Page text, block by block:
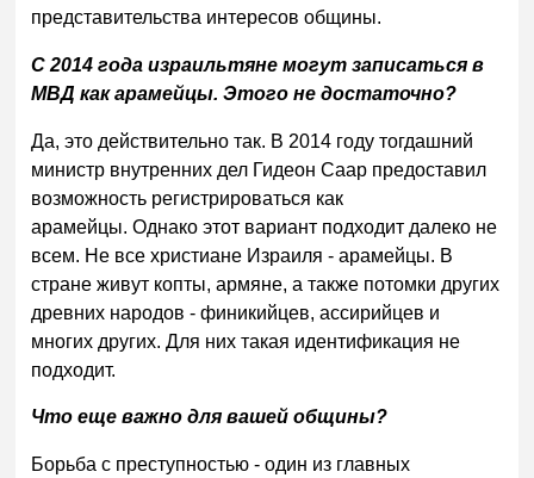
представительства интересов общины.
С 2014 года израильтяне могут записаться в
МВД как арамейцы. Этого не достаточно?
Да, это действительно так. В 2014 году тогдашний
министр внутренних дел Гидеон Саар предоставил
возможность регистрироваться как
арамейцы. Однако этот вариант подходит далеко не
всем. Не все христиане Израиля - арамейцы. В
стране живут копты, армяне, а также потомки других
древних народов - финикийцев, ассирийцев и
многих других. Для них такая идентификация не
подходит.
Что еще важно для вашей общины?
Борьба с преступностью - один из главных